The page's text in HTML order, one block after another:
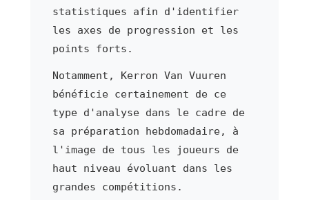
statistiques afin d'identifier
les axes de progression et les
points forts.
Notamment, Kerron Van Vuuren
bénéficie certainement de ce
type d'analyse dans le cadre de
sa préparation hebdomadaire, à
l'image de tous les joueurs de
haut niveau évoluant dans les
grandes compétitions.